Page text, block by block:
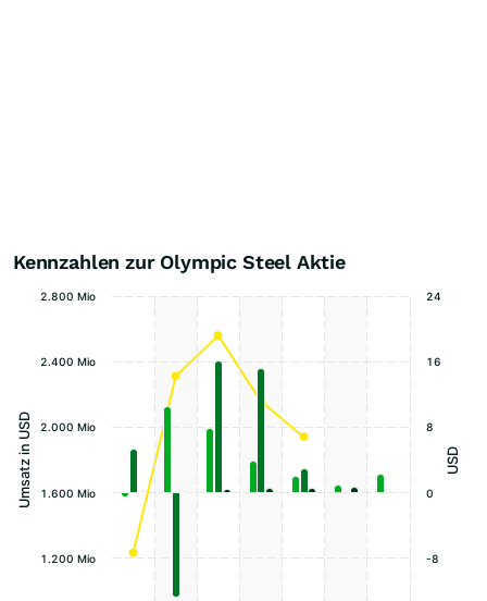
Kennzahlen zur Olympic Steel Aktie
Umsatz in USD USD
1.200 Mio
1.600 Mio
2.000 Mio
2.400 Mio
2.800 Mio
-8
0
8
16
24